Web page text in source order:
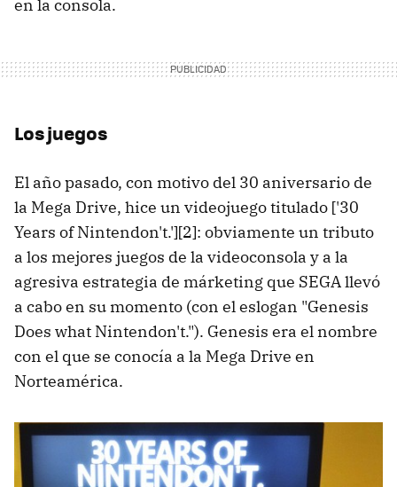
en la consola.
Los juegos
El año pasado, con motivo del 30 aniversario de
la Mega Drive, hice un videojuego titulado ['30
Years of Nintendon't.'][2]: obviamente un tributo
a los mejores juegos de la videoconsola y a la
agresiva estrategia de márketing que SEGA llevó
a cabo en su momento (con el eslogan "Genesis
Does what Nintendon't."). Genesis era el nombre
con el que se conocía a la Mega Drive en
Norteamérica.